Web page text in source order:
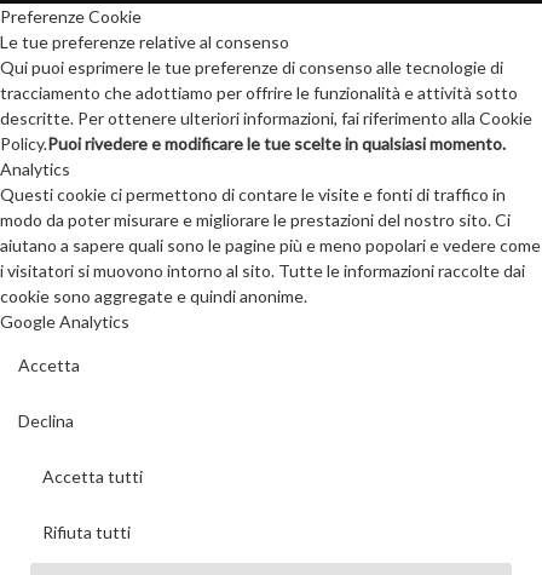
Preferenze Cookie
Le tue preferenze relative al consenso
Qui puoi esprimere le tue preferenze di consenso alle tecnologie di
tracciamento che adottiamo per offrire le funzionalità e attività sotto
descritte. Per ottenere ulteriori informazioni, fai riferimento alla Cookie
Policy.Puoi rivedere e modificare le tue scelte in qualsiasi momento.
Analytics
Questi cookie ci permettono di contare le visite e fonti di traffico in
modo da poter misurare e migliorare le prestazioni del nostro sito. Ci
aiutano a sapere quali sono le pagine più e meno popolari e vedere come
i visitatori si muovono intorno al sito. Tutte le informazioni raccolte dai
cookie sono aggregate e quindi anonime.
Google Analytics
Accetta
Declina
Accetta tutti
Rifiuta tutti